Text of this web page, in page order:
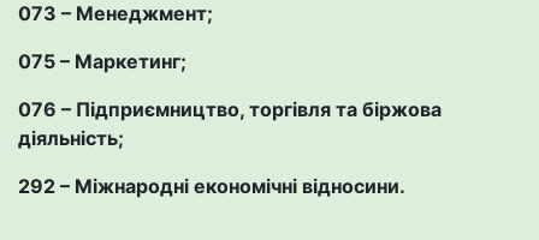
073 – Менеджмент;
075 – Маркетинг;
076 – Підприємництво, торгівля та біржова
діяльність;
292 – Міжнародні економічні відносини.